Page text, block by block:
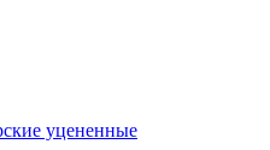
уцененные